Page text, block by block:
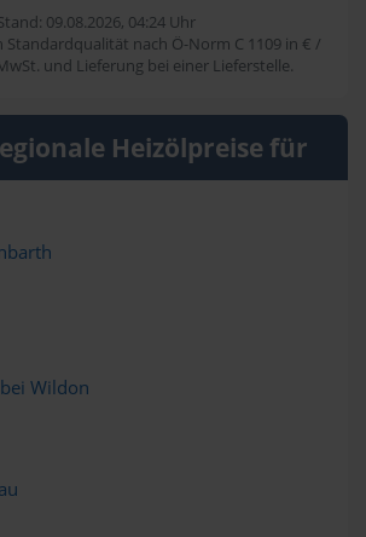
09.08.2026, 04:24 Uhr
Standardqualität nach Ö-Norm C 1109 in € /
und Lieferung bei einer Lieferstelle.
Heizölpreise für
Wildon